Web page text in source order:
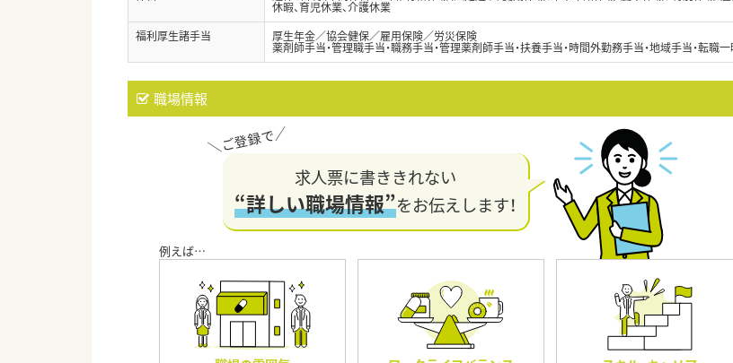
休暇、育児休業、介護休業
福利厚生諸手当
厚生年金／協会健保／雇用保険／労災保険
薬剤師手当・管理職手当・職務手当・管理薬剤師手当・扶養手当・時間外勤務手当・地域手当・転職
職場情報
求人票に書ききれない
“詳しい職場情報”をお伝えします！